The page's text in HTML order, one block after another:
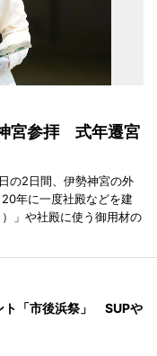
宮参拝 式年遷宮
の2日間、伊勢神宮の外
年に一度社殿などを建
」や社殿に使う御用材の
ト「市後浜祭」 SUPや